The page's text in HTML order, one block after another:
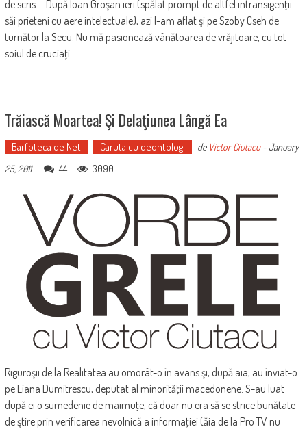
de scris. - După Ioan Groşan ieri (spălat prompt de altfel intransigenţii
săi prieteni cu aere intelectuale), azi l-am aflat şi pe Szoby Cseh de
turnător la Secu. Nu mă pasionează vânătoarea de vrăjitoare, cu tot
soiul de cruciaţi
Trăiască Moartea! Şi Delaţiunea Lângă Ea
Barfoteca de Net Caruta cu deontologi de Victor Ciutacu-January
25, 2011
44 3090
Riguroşii de la Realitatea au omorât-o în avans şi, după aia, au înviat-o
pe Liana Dumitrescu, deputat al minorităţii macedonene. S-au luat
după ei o sumedenie de maimuţe, că doar nu era să se strice bunătate
de ştire prin verificarea nevolnică a informaţiei (ăia de la Pro TV nu